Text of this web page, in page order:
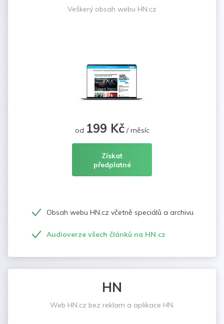
Veškerý obsah webu HN.cz
od 199 Kč/ měsíc
Získat
předplatné
Obsah webu HN.cz včetně speciálů a archivu
Audioverze všech článků na HN.cz
HN
Web HN.cz bez reklam a aplikace HN.